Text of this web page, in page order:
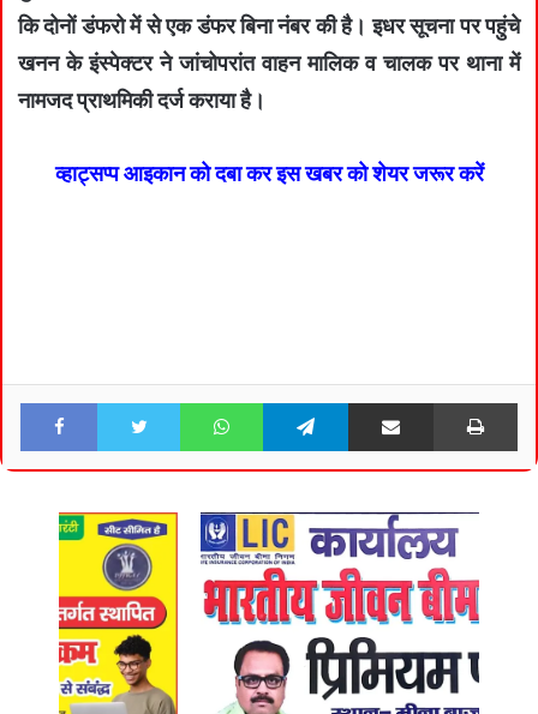
कि दोनों डंफरो में से एक डंफर बिना नंबर की है। इधर सूचना पर पहुंचे
खनन के इंस्पेक्टर ने जांचोपरांत वाहन मालिक व चालक पर थाना में
नामजद प्राथमिकी दर्ज कराया है।
व्हाट्सप्प आइकान को दबा कर इस खबर को शेयर जरूर करें
Facebook Twitter WhatsApp Telegram Share via Email